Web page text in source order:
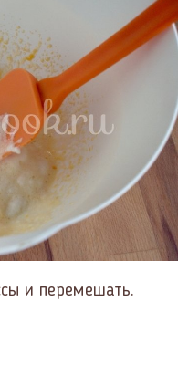
и перемешать.